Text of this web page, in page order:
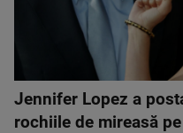
Jennifer Lopez a
rochiile de mireasă